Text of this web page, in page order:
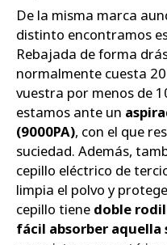
De la misma marca
distinto encontramos
Rebajada de forma
normalmente cuesta
vuestra por menos de
estamos ante un
(9000PA), con el que
suciedad. Además,
cepillo eléctrico de
limpia el polvo y
cepillo tiene doble
fácil absorber aquella